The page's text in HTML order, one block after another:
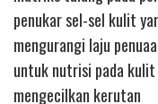
penukar sel-sel kulit
mengurangi laju
untuk nutrisi pada kulit
mengecilkan kerutan